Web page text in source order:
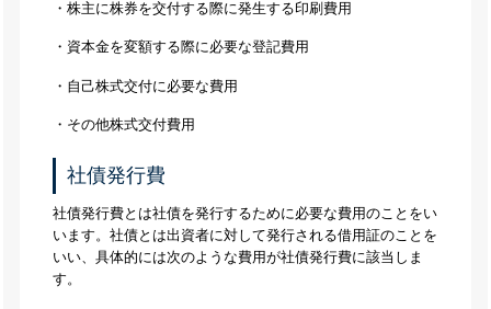
・株主に株券を交付する際に発生する印刷費用
・資本金を変額する際に必要な登記費用
・自己株式交付に必要な費用
・その他株式交付費用
社債発行費
社債発行費とは社債を発行するために必要な費用のことをい
います。社債とは出資者に対して発行される借用証のことを
いい、具体的には次のような費用が社債発行費に該当しま
す。